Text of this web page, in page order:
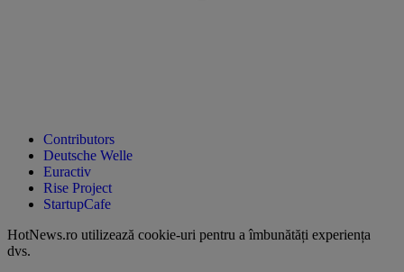
Contributors
Deutsche Welle
Euractiv
Rise Project
StartupCafe
HotNews.ro utilizează cookie-uri pentru a îmbunătăți experiența
dvs.